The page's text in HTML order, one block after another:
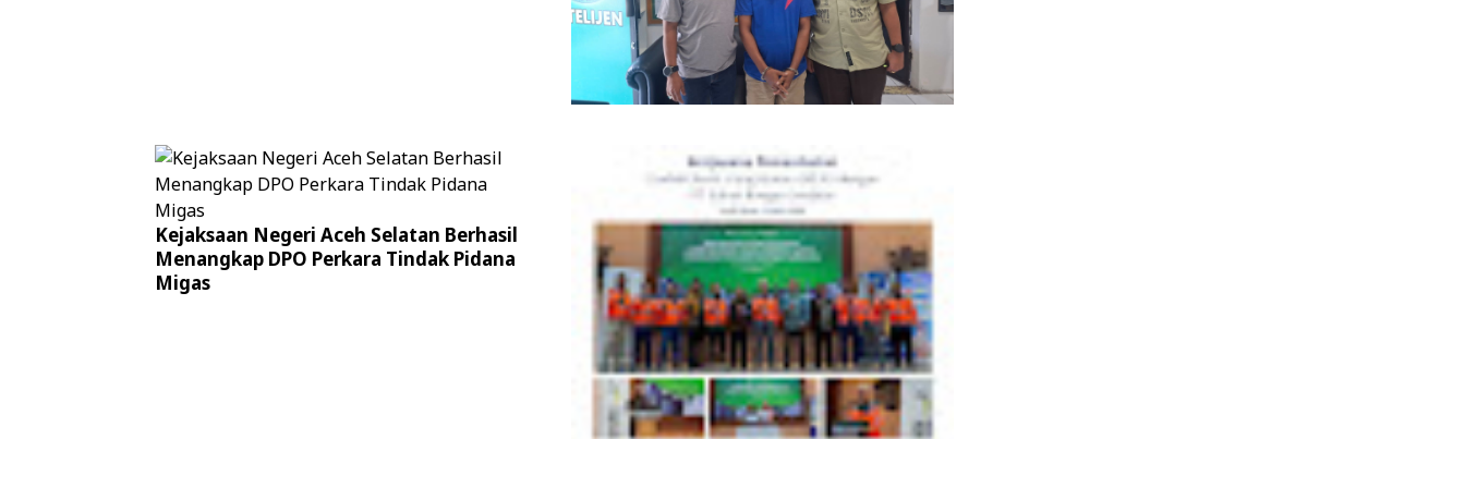
Kejaksaan Negeri Aceh Selatan Berhasil
Menangkap DPO Perkara Tindak Pidana
Migas